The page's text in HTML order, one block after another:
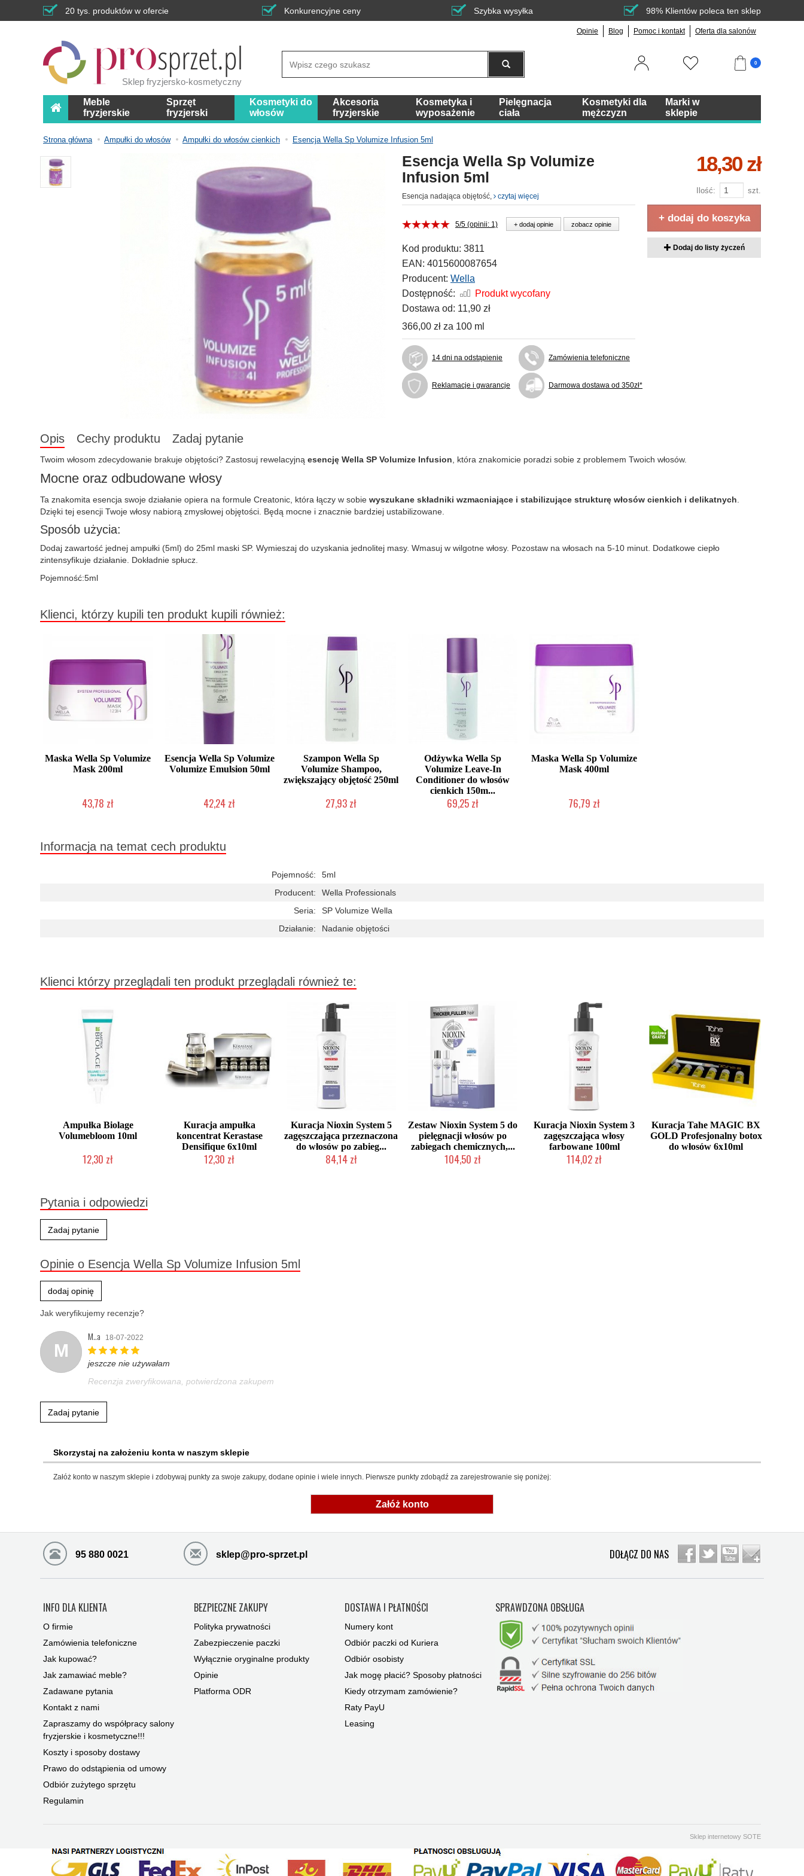
20 tys. produktów w ofercie Konkurencyjne ceny Szybka wysyłka 98% Klientów poleca ten sklep
Opinie Blog Pomoc i kontakt Oferta dla salonów
Sklep fryzjersko-kosmetyczny
0
Meble
fryzjerskie
Sprzęt
fryzjerski
Kosmetyki do
włosów
Akcesoria
fryzjerskie
Kosmetyka i
wyposażenie
Pielęgnacja
ciała
Kosmetyki dla
mężczyzn
Marki w
sklepie
Strona główna Ampułki do włosów Ampułki do włosów cienkich Esencja Wella Sp Volumize Infusion 5ml
Esencja Wella Sp Volumize
Infusion 5ml
Esencja nadająca objętość, czytaj więcej
5/5 (opinii: 1) + dodaj opinie zobacz opinie
Kod produktu: 3811
EAN: 4015600087654
Producent: Wella
Dostępność:
Produkt wycofany
Dostawa od: 11,90 zł
366,00 zł za 100 ml
14 dni na odstąpienie Zamówienia telefoniczne
Reklamacje i gwarancje Darmowa dostawa od 350zł*
18,30 zł
Ilość: szt.
+ dodaj do koszyka
Dodaj do listy życzeń
Opis Cechy produktu Zadaj pytanie
Twoim włosom zdecydowanie brakuje objętości? Zastosuj rewelacyjną esencję Wella SP Volumize Infusion , która znakomicie poradzi sobie z problemem Twoich włosów.
Mocne oraz odbudowane włosy
Ta znakomita esencja swoje działanie opiera na formule Creatonic, która łączy w sobie wyszukane składniki wzmacniające i stabilizujące strukturę włosów cienkich i delikatnych
Dzięki tej esencji Twoje włosy nabiorą zmysłowej objętości. Będą mocne i znacznie bardziej ustabilizowane.
Sposób użycia:
Dodaj zawartość jednej ampułki (5ml) do 25ml maski SP. Wymieszaj do uzyskania jednolitej masy. Wmasuj w wilgotne włosy. Pozostaw na włosach na 5-10 minut. Dodatkowe ciepło
zintensyfikuje działanie. Dokładnie spłucz.
Pojemność:5ml
Klienci, którzy kupili ten produkt kupili również:
Maska Wella Sp Volumize
Mask 200ml
43,78 zł
Esencja Wella Sp Volumize
Volumize Emulsion 50ml
42,24 zł
Szampon Wella Sp
Volumize Shampoo,
zwiększający objętość 250ml
27,93 zł
Odżywka Wella Sp
Volumize Leave-In
Conditioner do włosów
cienkich 150m...
69,25 zł
Maska Wella Sp Volumize
Mask 400ml
76,79 zł
Informacja na temat cech produktu
Pojemność:
5ml
Producent:
Wella Professionals
Seria:
SP Volumize Wella
Działanie:
Nadanie objętości
Klienci którzy przeglądali ten produkt przeglądali również te:
Ampułka Biolage
Volumebloom 10ml
12,30 zł
Kuracja ampułka
koncentrat Kerastase
Densifique 6x10ml
12,30 zł
Kuracja Nioxin System 5
zagęszczająca przeznaczona
do włosów po zabieg...
84,14 zł
Zestaw Nioxin System 5 do
pielęgnacji włosów po
zabiegach chemicznych,...
104,50 zł
Kuracja Nioxin System 3
zagęszczająca włosy
farbowane 100ml
114,02 zł
Kuracja Tahe MAGIC BX
GOLD Profesjonalny botox
do włosów 6x10ml
Pytania i odpowiedzi
Zadaj pytanie
Opinie o Esencja Wella Sp Volumize Infusion 5ml
dodaj opinię
Jak weryfikujemy recenzje?
M
M..a 18-07-2022
jeszcze nie używałam
Recenzja zweryfikowana, potwierdzona zakupem
Zadaj pytanie
Skorzystaj na założeniu konta w naszym sklepie
Załóż konto w naszym sklepie i zdobywaj punkty za swoje zakupy, dodane opinie i wiele innych. Pierwsze punkty zdobądź za zarejestrowanie się poniżej:
Załóż konto
95 880 0021 sklep@pro-sprzet.pl DOŁĄCZ DO NAS
INFO DLA KLIENTA
O firmie
Zamówienia telefoniczne
Jak kupować?
Jak zamawiać meble?
Zadawane pytania
Kontakt z nami
Zapraszamy do współpracy salony
fryzjerskie i kosmetyczne!!!
Koszty i sposoby dostawy
Prawo do odstąpienia od umowy
Odbiór zużytego sprzętu
Regulamin
BEZPIECZNE ZAKUPY
Polityka prywatności
Zabezpieczenie paczki
Wyłącznie oryginalne produkty
Opinie
Platforma ODR
DOSTAWA I PŁATNOŚCI
Numery kont
Odbiór paczki od Kuriera
Odbiór osobisty
Jak mogę płacić? Sposoby płatności
Kiedy otrzymam zamówienie?
Raty PayU
Leasing
SPRAWDZONA OBSŁUGA
Sklep internetowy SOTE